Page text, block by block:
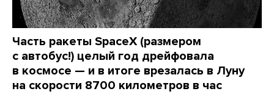
Часть ракеты SpaceX (размером
с автобус!) целый год дрейфовала
в космосе — и в итоге врезалась в Луну
на скорости 8700 километров в час